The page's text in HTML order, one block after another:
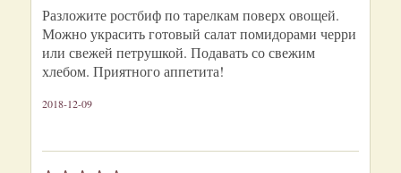
Разложите ростбиф по тарелкам поверх овощей.
Можно украсить готовый салат помидорами черри
или свежей петрушкой. Подавать со свежим
хлебом. Приятного аппетита!
2018-12-09